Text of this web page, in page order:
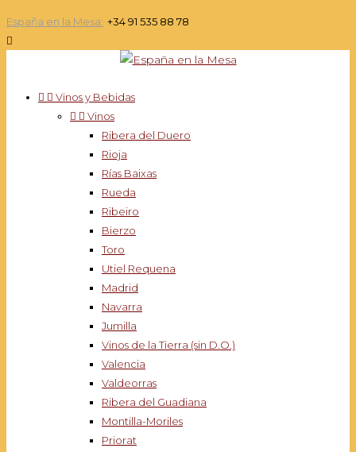
España en la Mesa: +34 91 535 88 78

  Vinos y Bebidas
  Vinos
Ribera del Duero
Rioja
Rías Baixas
Rueda
Ribeiro
Bierzo
Toro
Utiel Requena
Madrid
Navarra
Jumilla
Vinos de la Tierra (sin D.O.)
Valencia
Valdeorras
Ribera del Guadiana
Montilla-Moriles
Priorat